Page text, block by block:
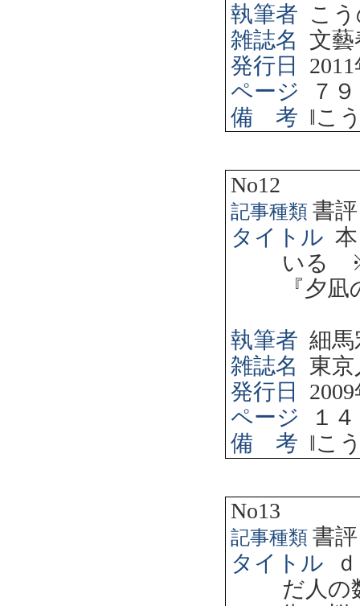
執筆者 こ
雑誌名 文藝
発行日
2011
ページ
７
備 考 ‖こ
No12
記事種類 書評
タイトル
いる ※
『夕
執筆者 細馬
雑誌名
東京
発行日
2009
ページ
１
備 考 ‖こ
No13
記事種類 書評
タイトル
だ人